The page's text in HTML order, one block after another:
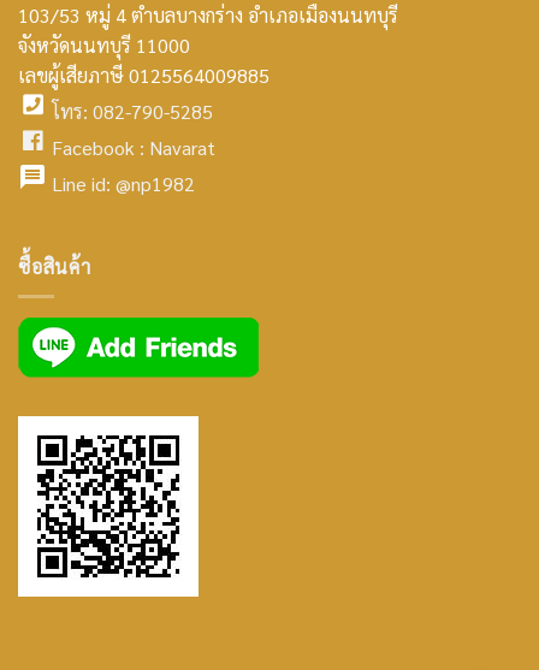
smt2
home
icon
103/53 หมู่ 4 ตำบลบางกร่าง อำเภอเมืองนนทบุรี
จังหวัดนนทบุรี 11000
เลขผู้เสียภาษี 0125564009885
facebook
icon
โทร: 082-790-5285
facebook
Facebook : Navarat
icon
Line id: @np1982
ซื้อสินค้า